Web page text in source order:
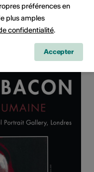
Forestier / Alkama
préférences en
plus amples
confidentialité.
Accepter